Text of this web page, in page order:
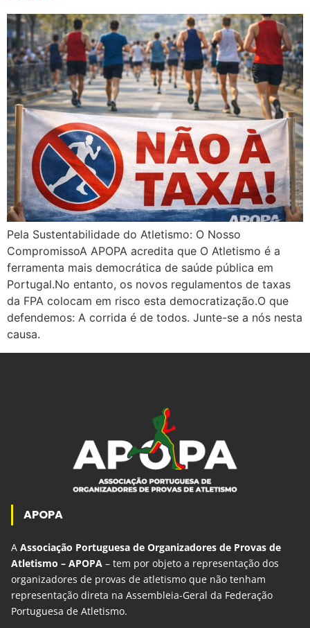
Pela Sustentabilidade do Atletismo: O Nosso
CompromissoA APOPA acredita que O Atletismo é a
ferramenta mais democrática de saúde pública em
Portugal.No entanto, os novos regulamentos de taxas
da FPA colocam em risco esta democratização.O que
defendemos: A corrida é de todos. Junte-se a nós nesta
causa.
APOPA
A Associação Portuguesa de Organizadores de Provas de
Atletismo – APOPA – tem por objeto a representação dos
organizadores de provas de atletismo que não tenham
representação direta na Assembleia-Geral da Federação
Portuguesa de Atletismo.